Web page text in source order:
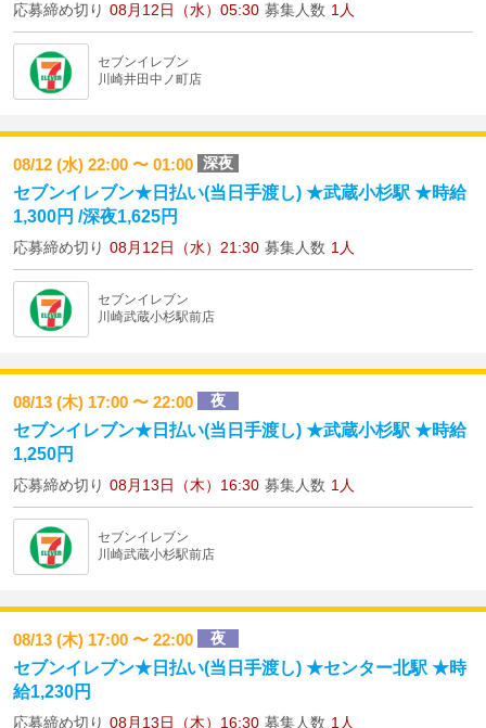
応募締め切り 08月12日（水）05:30 募集人数 1人
セブンイレブン
川崎井田中ノ町店
08/12 (水) 22:00 〜 01:00 深夜
セブンイレブン★日払い(当日手渡し) ★武蔵小杉駅 ★時給
1,300円 /深夜1,625円
応募締め切り 08月12日（水）21:30 募集人数 1人
セブンイレブン
川崎武蔵小杉駅前店
08/13 (木) 17:00 〜 22:00 夜
セブンイレブン★日払い(当日手渡し) ★武蔵小杉駅 ★時給
1,250円
応募締め切り 08月13日（木）16:30 募集人数 1人
セブンイレブン
川崎武蔵小杉駅前店
08/13 (木) 17:00 〜 22:00 夜
セブンイレブン★日払い(当日手渡し) ★センター北駅 ★時
給1,230円
応募締め切り 08月13日（木）16:30 募集人数 1人